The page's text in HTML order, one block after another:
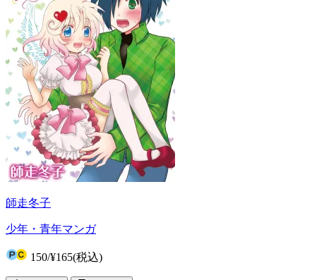
師走冬子
少年・青年マンガ
150/¥165(税込)